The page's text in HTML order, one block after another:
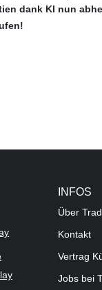
dank KI nun
INFOS
Über
Kontakt
Vertrag
Jobs bei